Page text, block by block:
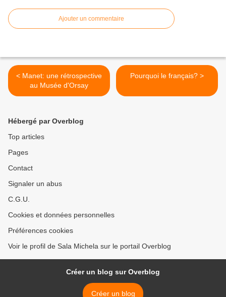
Ajouter un commentaire
< Manet: une rétrospective
au Musée d'Orsay
Pourquoi le français? >
Hébergé par Overblog
Top articles
Pages
Contact
Signaler un abus
C.G.U.
Cookies et données personnelles
Préférences cookies
Voir le profil de Sala Michela sur le portail Overblog
Créer un blog sur Overblog
Créer un blog